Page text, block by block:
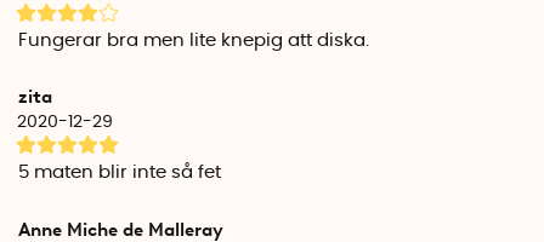
Fungerar bra men lite knepig att diska.
zita
2020-12-29
5 maten blir inte så fet
Anne Miche de Malleray